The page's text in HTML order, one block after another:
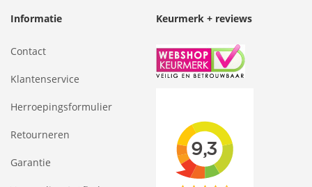
Informatie
Contact
Klantenservice
Herroepingsformulier
Retourneren
Garantie
Keurmerk + reviews